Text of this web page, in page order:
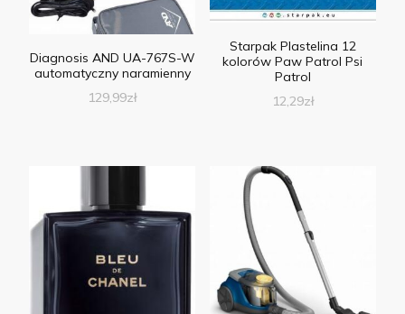
Diagnosis AND UA-767S-W
automatyczny naramienny
129,99zł
Starpak Plastelina 12
kolorów Paw Patrol Psi
Patrol
12,29zł